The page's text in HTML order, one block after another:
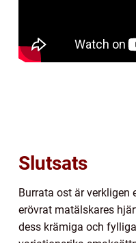
Slutsats
Burrata ost är verkligen
erövrat matälskares
dess krämiga och